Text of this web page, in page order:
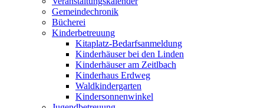
Gemeindechronik
Bücherei
Kinderbetreuung
Kitaplatz-Bedarfsanmeldung
Kinderhäuser bei den Linden
Kinderhäuser am Zeitlbach
Kinderhaus Erdweg
Waldkindergarten
Kindersonnenwinkel